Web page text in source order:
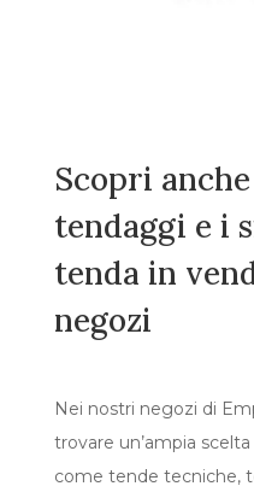
Scopri
tendaggi e i
tenda in
negozi
Nei nostri negozi di
trovare un’ampia
come tende tecniche,